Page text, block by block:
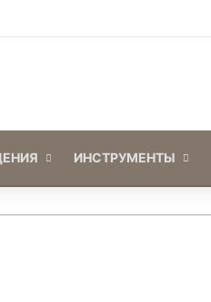
ИНСТРУМЕНТЫ